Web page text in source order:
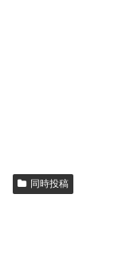
同時投稿